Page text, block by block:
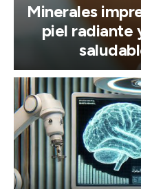
Minerales
piel radiante